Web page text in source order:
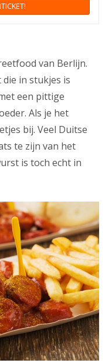
van Berlijn.
in stukjes is
een pittige
Als je het
bij. Veel Duitse
te zijn van het
is toch echt in